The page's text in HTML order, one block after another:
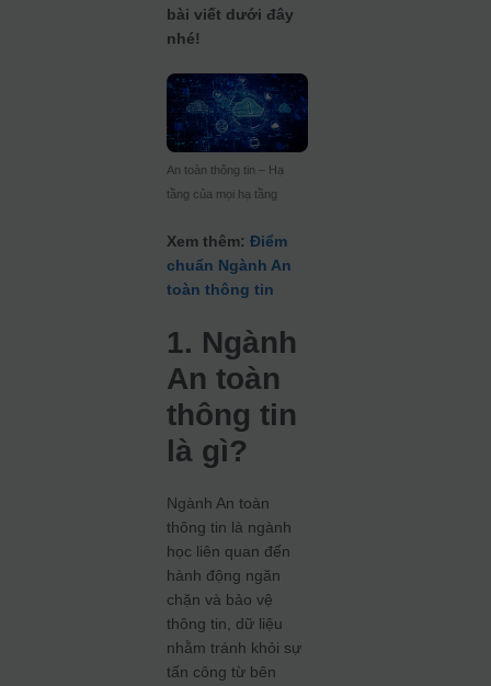
bài viết dưới đây
nhé!
An toàn thông tin – Hạ
tầng của mọi hạ tầng
Xem thêm:Điểm
chuẩn Ngành An
toàn thông tin
1. Ngành
An toàn
thông tin
là gì?
Ngành An toàn
thông tin là ngành
học liên quan đến
hành động ngăn
chặn và bảo vệ
thông tin, dữ liệu
nhằm tránh khỏi sự
tấn công từ bên